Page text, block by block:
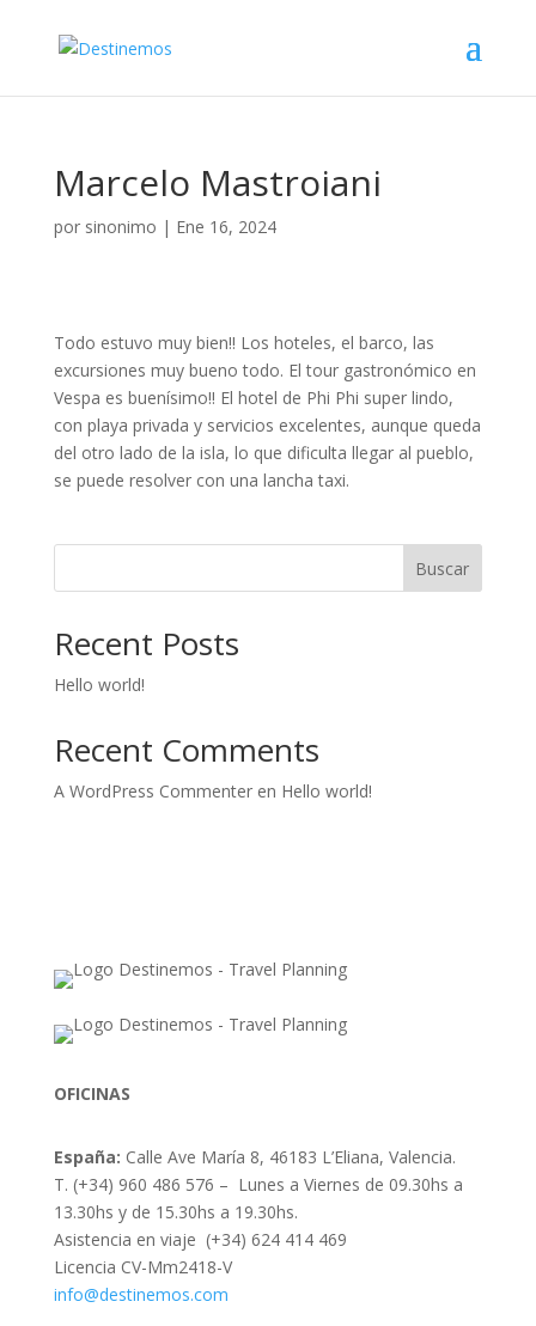
Marcelo Mastroiani
por sinonimo | Ene 16, 2024
Todo estuvo muy bien!! Los hoteles, el barco, las
excursiones muy bueno todo. El tour gastronómico en
Vespa es buenísimo!! El hotel de Phi Phi super lindo,
con playa privada y servicios excelentes, aunque queda
del otro lado de la isla, lo que dificulta llegar al pueblo,
se puede resolver con una lancha taxi.
Buscar
Recent Posts
Hello world!
Recent Comments
A WordPress Commenteren Hello world!
OFICINAS
España: Calle Ave María 8, 46183 L’Eliana, Valencia.
T. (+34) 960 486 576 – Lunes a Viernes de 09.30hs a
13.30hs y de 15.30hs a 19.30hs.
Asistencia en viaje (+34) 624 414 469
Licencia CV-Mm2418-V
info@destinemos.com